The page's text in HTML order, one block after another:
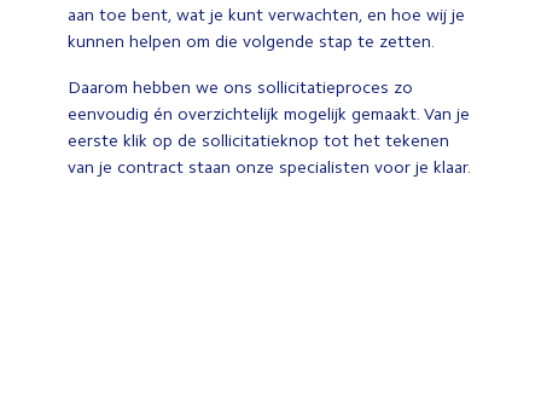
aan toe bent, wat je kunt verwachten, en hoe wij je
kunnen helpen om die volgende stap te zetten.
Daarom hebben we ons sollicitatieproces zo
eenvoudig én overzichtelijk mogelijk gemaakt. Van je
eerste klik op de sollicitatieknop tot het tekenen
van je contract staan onze specialisten voor je klaar.